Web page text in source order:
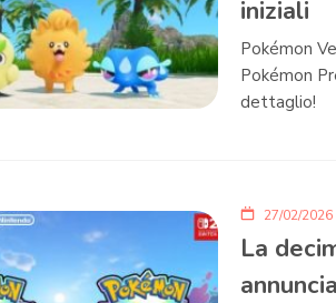
iniziali
Pokémon
Pokémon
dettaglio!
27/02/
La